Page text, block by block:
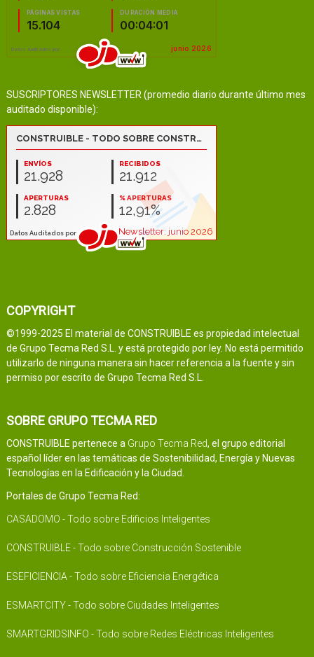
SUSCRIPTORES NEWSLETTER (promedio diario durante último mes
auditado disponible):
COPYRIGHT
©1999-2025 El material de CONSTRUIBLE es propiedad intelectual
de Grupo Tecma Red S.L. y está protegido por ley. No está permitido
utilizarlo de ninguna manera sin hacer referencia a la fuente y sin
permiso por escrito de Grupo Tecma Red S.L.
SOBRE GRUPO TECMA RED
CONSTRUIBLE pertenece a Grupo Tecma Red, el grupo editorial
español líder en las temáticas de Sostenibilidad, Energía y Nuevas
Tecnologías en la Edificación y la Ciudad.
Portales de Grupo Tecma Red:
CASADOMO - Todo sobre Edificios Inteligentes
CONSTRUIBLE - Todo sobre Construcción Sostenible
ESEFICIENCIA - Todo sobre Eficiencia Energética
ESMARTCITY - Todo sobre Ciudades Inteligentes
SMARTGRIDSINFO - Todo sobre Redes Eléctricas Inteligentes